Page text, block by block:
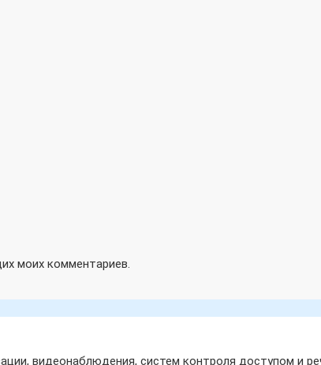
моих комментариев.
видеонаблюдения, систем контроля доступом и